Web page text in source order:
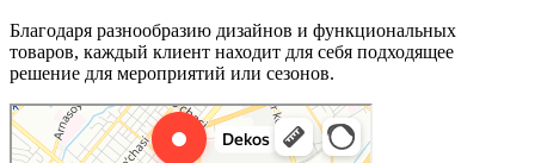
Благодаря разнообразию дизайнов и функциональных
товаров, каждый клиент находит для себя подходящее
решение для мероприятий или сезонов.